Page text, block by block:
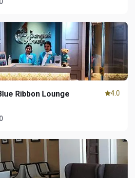
Ribbon Lounge 4.0